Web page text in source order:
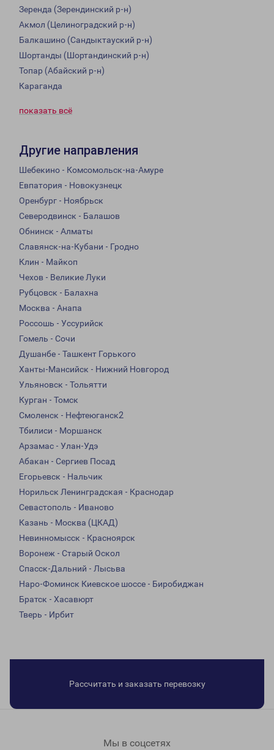
Зеренда (Зерендинский р-н)
Акмол (Целиноградский р-н)
Балкашино (Сандыктауский р-н)
Шортанды (Шортандинский р-н)
Топар (Абайский р-н)
Караганда
показать всё
Другие направления
Шебекино - Комсомольск-на-Амуре
Евпатория - Новокузнецк
Оренбург - Ноябрьск
Северодвинск - Балашов
Обнинск - Алматы
Славянск-на-Кубани - Гродно
Клин - Майкоп
Чехов - Великие Луки
Рубцовск - Балахна
Москва - Анапа
Россошь - Уссурийск
Гомель - Сочи
Душанбе - Ташкент Горького
Ханты-Мансийск - Нижний Новгород
Ульяновск - Тольятти
Курган - Томск
Смоленск - Нефтеюганск2
Тбилиси - Моршанск
Арзамас - Улан-Удэ
Абакан - Сергиев Посад
Егорьевск - Нальчик
Норильск Ленинградская - Краснодар
Севастополь - Иваново
Казань - Москва (ЦКАД)
Невинномысск - Красноярск
Воронеж - Старый Оскол
Спасск-Дальний - Лысьва
Наро-Фоминск Киевское шоссе - Биробиджан
Братск - Хасавюрт
Тверь - Ирбит
Рассчитать и заказать перевозку
Мы в соцсетях